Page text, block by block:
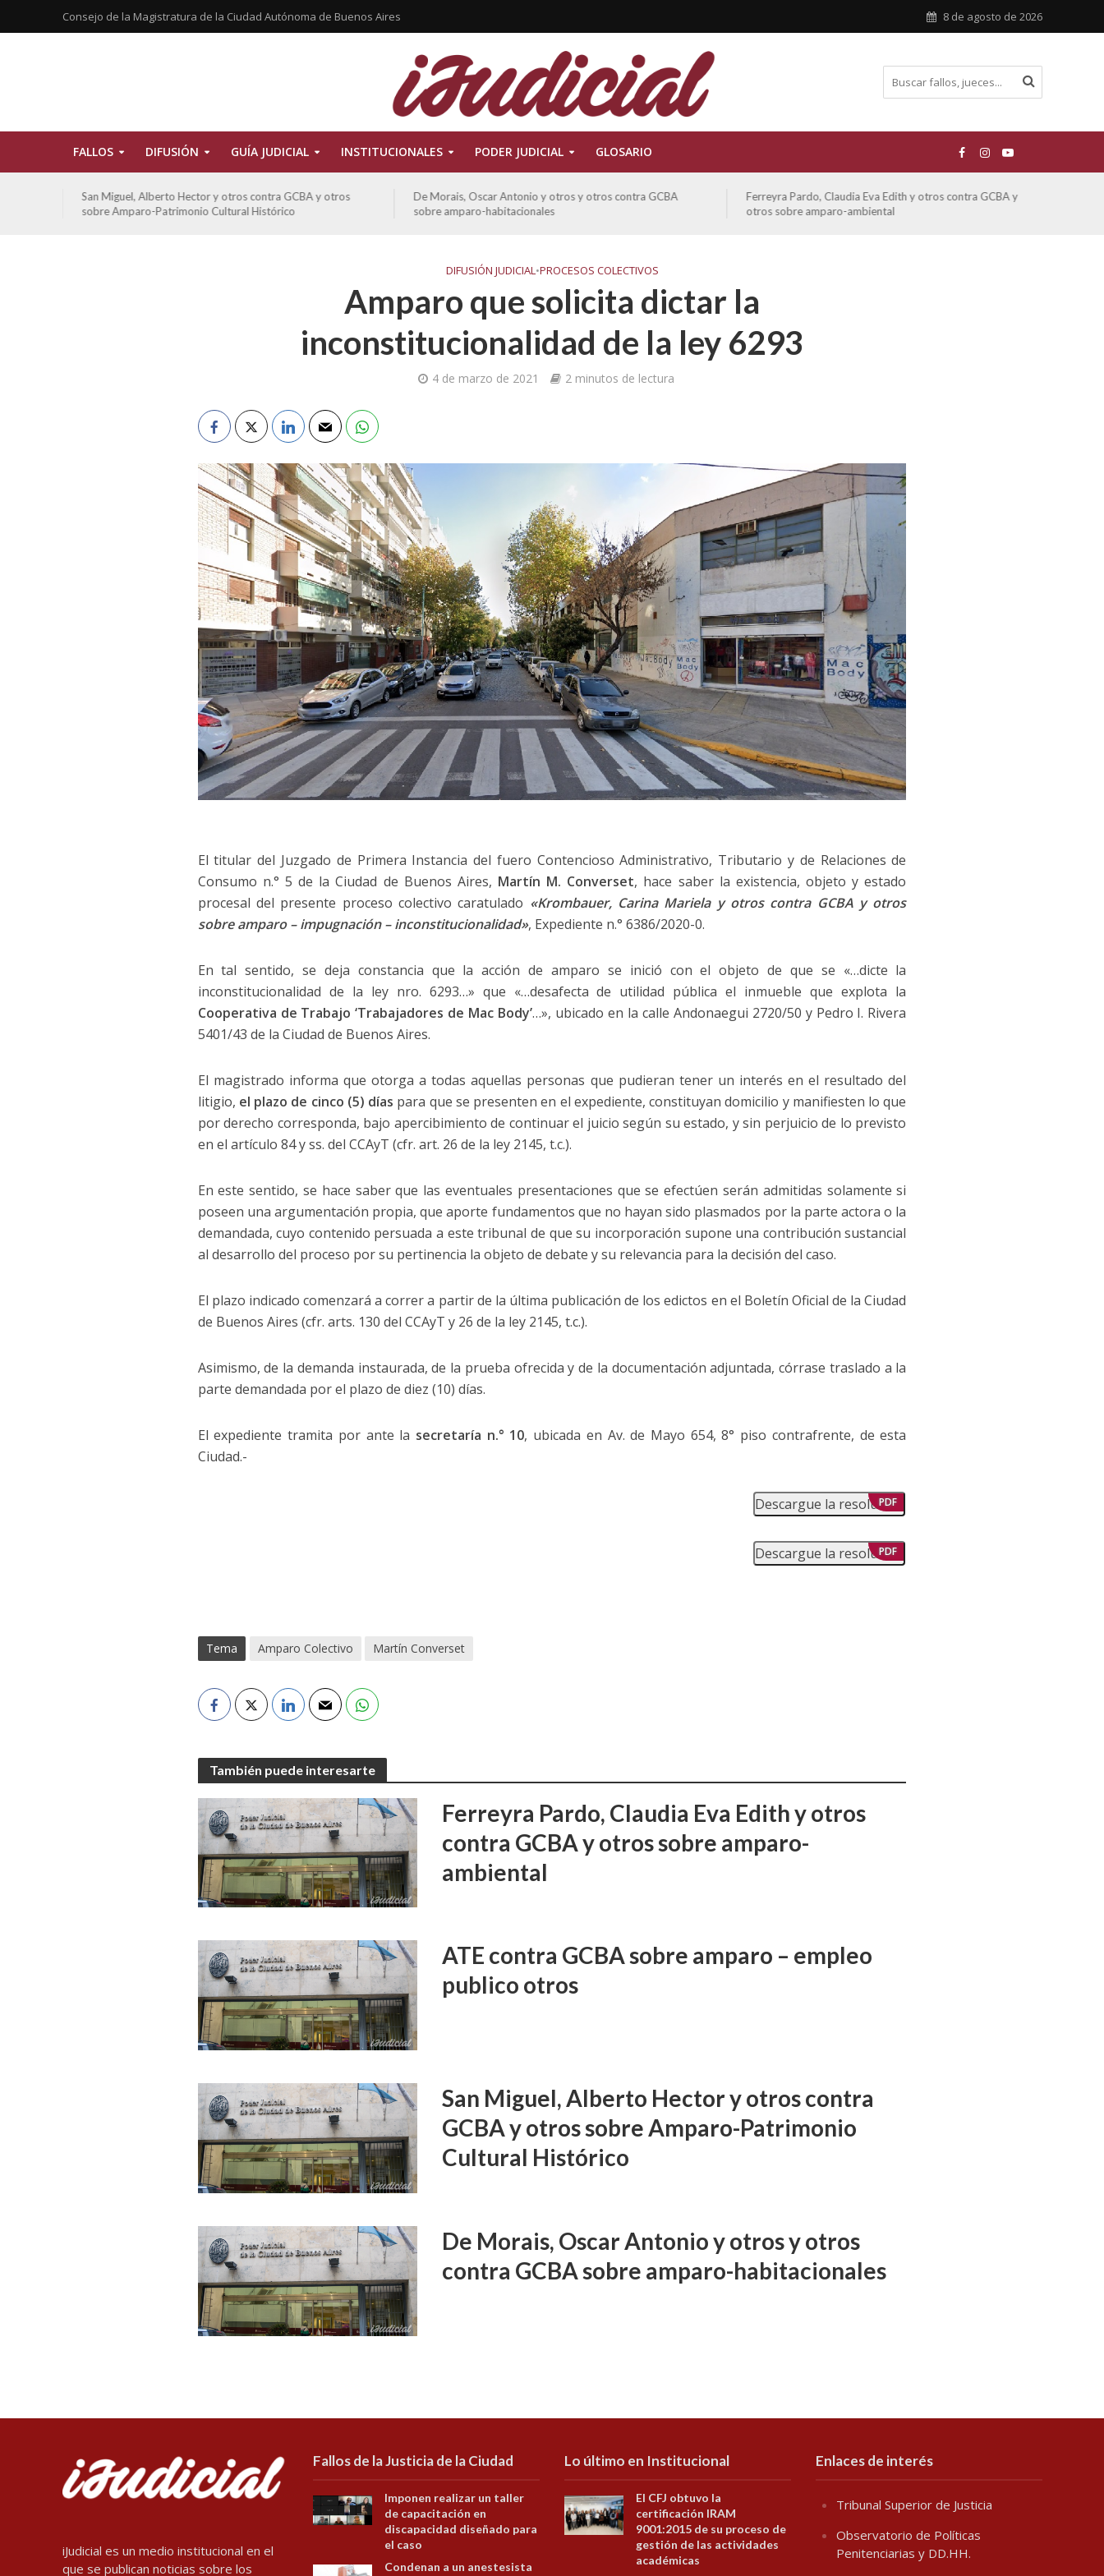
Consejo de la Magistratura de la Ciudad Autónoma de Buenos Aires 8 de agosto de 2026
FALLOS DIFUSIÓN GUÍA JUDICIAL INSTITUCIONALES PODER JUDICIAL GLOSARIO
De Morais, Oscar Antonio y otros y otros contra GCBA
sobre amparo-habitacionales
Ferreyra Pardo, Claudia Eva Edith y otros contra GCBA y
otros sobre amparo-ambiental
ATE contra GCBA sobre amparo – empleo publico otros
DIFUSIÓN JUDICIAL•PROCESOS COLECTIVOS
Amparo que solicita dictar la
inconstitucionalidad de la ley 6293
4 de marzo de 2021 2 minutos de lectura
El titular del Juzgado de Primera Instancia del fuero Contencioso Administrativo, Tributario y de Relaciones de
Consumo n.° 5 de la Ciudad de Buenos Aires, Martín M. Converset, hace saber la existencia, objeto y estado
procesal del presente proceso colectivo caratulado «Krombauer, Carina Mariela y otros contra GCBA y otros
sobre amparo – impugnación – inconstitucionalidad», Expediente n.° 6386/2020-0.
En tal sentido, se deja constancia que la acción de amparo se inició con el objeto de que se «…dicte la
inconstitucionalidad de la ley nro. 6293…» que «…desafecta de utilidad pública el inmueble que explota la
Cooperativa de Trabajo ‘Trabajadores de Mac Body’…», ubicado en la calle Andonaegui 2720/50 y Pedro I. Rivera
5401/43 de la Ciudad de Buenos Aires.
El magistrado informa que otorga a todas aquellas personas que pudieran tener un interés en el resultado del
litigio, el plazo de cinco (5) días para que se presenten en el expediente, constituyan domicilio y manifiesten lo que
por derecho corresponda, bajo apercibimiento de continuar el juicio según su estado, y sin perjuicio de lo previsto
en el artículo 84 y ss. del CCAyT (cfr. art. 26 de la ley 2145, t.c.).
En este sentido, se hace saber que las eventuales presentaciones que se efectúen serán admitidas solamente si
poseen una argumentación propia, que aporte fundamentos que no hayan sido plasmados por la parte actora o la
demandada, cuyo contenido persuada a este tribunal de que su incorporación supone una contribución sustancial
al desarrollo del proceso por su pertinencia la objeto de debate y su relevancia para la decisión del caso.
El plazo indicado comenzará a correr a partir de la última publicación de los edictos en el Boletín Oficial de la Ciudad
de Buenos Aires (cfr. arts. 130 del CCAyT y 26 de la ley 2145, t.c.).
Asimismo, de la demanda instaurada, de la prueba ofrecida y de la documentación adjuntada, córrase traslado a la
parte demandada por el plazo de diez (10) días.
El expediente tramita por ante la secretaría n.° 10, ubicada en Av. de Mayo 654, 8° piso contrafrente, de esta
Ciudad.-
Descargue la resolución
PDF
Descargue la resolución
PDF
Tema Amparo Colectivo Martín Converset
También puede interesarte
Ferreyra Pardo, Claudia Eva Edith y otros
contra GCBA y otros sobre amparo-
ambiental
ATE contra GCBA sobre amparo – empleo
publico otros
San Miguel, Alberto Hector y otros contra
GCBA y otros sobre Amparo-Patrimonio
Cultural Histórico
De Morais, Oscar Antonio y otros y otros
contra GCBA sobre amparo-habitacionales
iJudicial es un medio institucional en el
que se publican noticias sobre los
Fallos de la Justicia de la Ciudad
Imponen realizar un taller
de capacitación en
discapacidad diseñado para
el caso
Condenan a un anestesista
Lo último en Institucional
El CFJ obtuvo la
certificación IRAM
9001:2015 de su proceso de
gestión de las actividades
académicas
Enlaces de interés
Tribunal Superior de Justicia
Observatorio de Políticas
Penitenciarias y DD.HH.